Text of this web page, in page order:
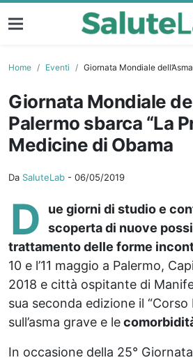
Home Eventi Giornata Mondiale dell’Asma, a Palermo
Giornata Mondiale
Palermo sbarca “La
Medicine di Obama
Da SaluteLab - 06/05/2019
D
ue giorni di studio e
scoperta di nuove
trattamento delle forme
10 e l’11 maggio a Palermo,
2018 e città ospitante di
sua seconda edizione il
sull’asma grave e le
In occasione della 25°